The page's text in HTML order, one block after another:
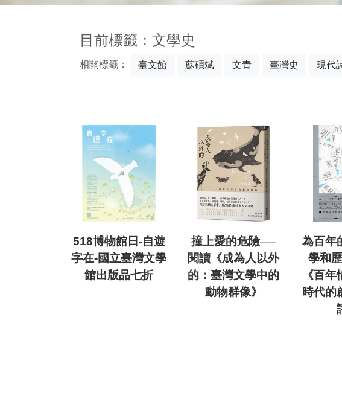
目前標籤：文學史
相關標籤： 臺文館 蘇碩斌 文青 臺灣史 現代
518博物館日-自遊
字在-國立臺灣文學
館出版品七折
撞上愛的危險──
閱讀《成為人以外
的：臺灣文學中的
動物群像》
為百年
學和
《百
時代的